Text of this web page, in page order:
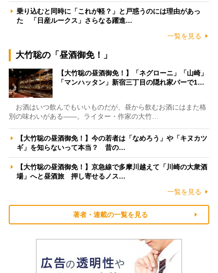
乗り込むと同時に「これが軽？」と戸惑うのには理由があっ
た 「日産ルークス」さらなる躍進…
一覧を見る
大竹聡の「昼酒御免！」
【大竹聡の昼酒御免！】「ネグローニ」「山崎」
「マンハッタン」新宿三丁目の隠れ家バーで1…
お酒はいつ飲んでもいいものだが、昼から飲むお酒にはまた格
別の味わいがある――。ライター・作家の大竹…
【大竹聡の昼酒御免！】今の若者は「なめろう」や「キヌカツ
ギ」を知らないって本当？ 昔の…
【大竹聡の昼酒御免！】京急線で多摩川越えて「川崎の大衆酒
場」へと昼酒旅 押し寄せるノス…
一覧を見る
著者・連載の一覧を見る